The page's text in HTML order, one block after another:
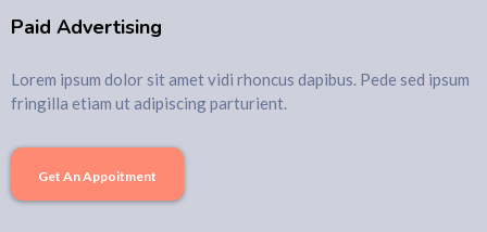
Paid Advertising
Lorem ipsum dolor sit amet vidi rhoncus dapibus. Pede sed ipsum
fringilla etiam ut adipiscing parturient.
Get An Appoitment